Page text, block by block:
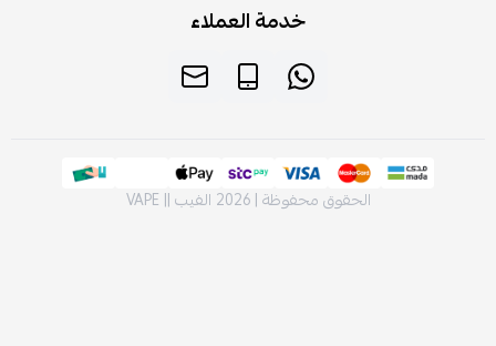
خدمة العملاء
الحقوق محفوظة | 2026 الفيب || VAPE